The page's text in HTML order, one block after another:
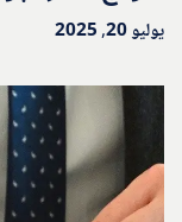
يوليو 20, 2025